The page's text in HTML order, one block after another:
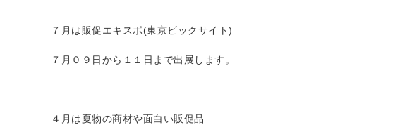
７月は販促エキスポ(東京ビックサイト)
７月０９日から１１日まで出展します。
４月は夏物の商材や面白い販促品